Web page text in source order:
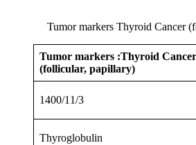
Tumor markers Thyroid Cancer
Tumor markers :Thyroid Cancer
(follicular, papillary)
Thyroglobulin